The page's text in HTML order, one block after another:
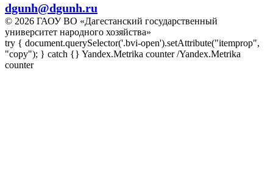
dgunh@dgunh.ru
© 2026 ГАОУ ВО «Дагестанский государственный
университет народного хозяйства»
try { document.querySelector('.bvi-open').setAttribute("itemprop",
"copy"); } catch {} Yandex.Metrika counter/Yandex.Metrika
counter